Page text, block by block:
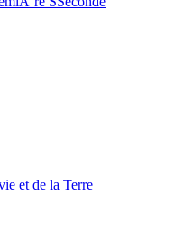
et de la Terre